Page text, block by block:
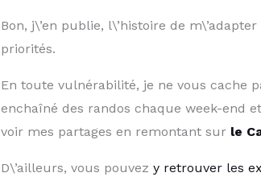
Bon, j\’en publie, l\’histoire de
priorités.
En toute vulnérabilité, je ne vous cache
enchaîné des randos chaque week-end
voir mes partages en remontant sur le
D\’ailleurs, vous pouvez y retrouver les